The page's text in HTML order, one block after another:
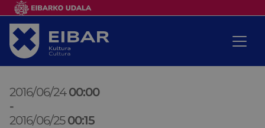
2016/06/2400:00
-
2016/06/2500:15